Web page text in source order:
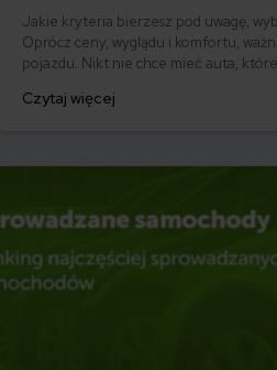
Jakie kryteria bierzesz pod uwagę,
Oprócz ceny, wyglądu i komfortu,
pojazdu. Nikt nie chce mieć auta,
aby przed dokonaniem zakupu,
Czytaj więcej